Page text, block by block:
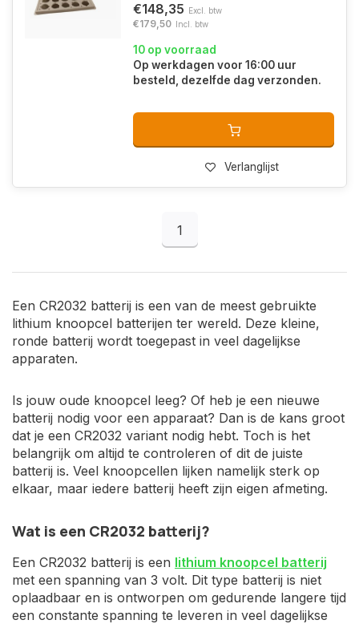
€148,35 Excl. btw
€179,50 Incl. btw
10 op voorraad
Op werkdagen voor 16:00 uur
besteld, dezelfde dag verzonden.
Verlanglijst
1
Een CR2032 batterij is een van de meest gebruikte
lithium knoopcel batterijen ter wereld. Deze kleine,
ronde batterij wordt toegepast in veel dagelijkse
apparaten.
Is jouw oude knoopcel leeg? Of heb je een nieuwe
batterij nodig voor een apparaat? Dan is de kans groot
dat je een CR2032 variant nodig hebt. Toch is het
belangrijk om altijd te controleren of dit de juiste
batterij is. Veel knoopcellen lijken namelijk sterk op
elkaar, maar iedere batterij heeft zijn eigen afmeting.
Wat is een CR2032 batterij?
Een CR2032 batterij is een lithium knoopcel batterij
met een spanning van 3 volt. Dit type batterij is niet
oplaadbaar en is ontworpen om gedurende langere tijd
een constante spanning te leveren in veel dagelijkse